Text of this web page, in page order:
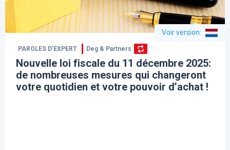
Voir version:
PAROLES D’EXPERT Deg & Partners
Nouvelle loi fiscale du 11 décembre 2025:
de nombreuses mesures qui changeront
votre quotidien et votre pouvoir d’achat !